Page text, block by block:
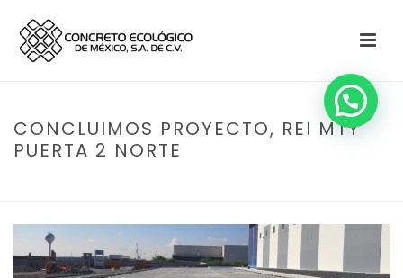
CONCLUIMOS PROYECTO, REI MTY
PUERTA 2 NORTE